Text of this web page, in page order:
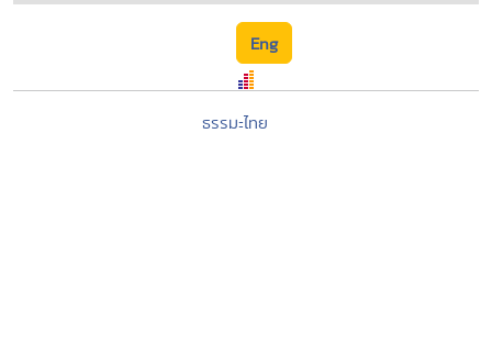
Eng
ธรรมะไทย